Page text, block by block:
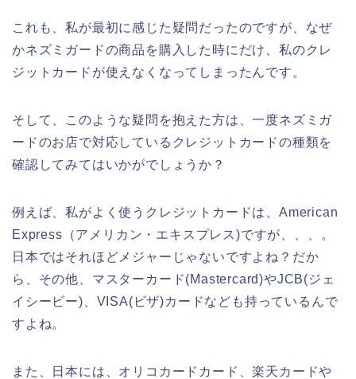
これも、私が最初に感じた疑問だったのですが、なぜ
かネズミガードの商品を購入した時にだけ、私のクレ
ジットカードが使えなくなってしまったんです。
そして、このような疑問を抱えた方は、一度ネズミガ
ードのお店で対応しているクレジットカードの種類を
確認してみてはいかがでしょうか？
例えば、私がよく使うクレジットカードは、American
Express（アメリカン・エキスプレス)ですが、、、。
日本ではそれほどメジャーじゃないですよね？だか
ら、その他、マスターカード(Mastercard)やJCB(ジェ
イシービー)、VISA(ビザ)カードなども持っているんで
すよね。
また、日本には、オリコカードカード、楽天カードや